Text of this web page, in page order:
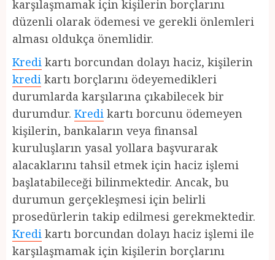
karşılaşmamak için kişilerin borçlarını
düzenli olarak ödemesi ve gerekli önlemleri
alması oldukça önemlidir.
Kredi kartı borcundan dolayı haciz, kişilerin
kredi kartı borçlarını ödeyemedikleri
durumlarda karşılarına çıkabilecek bir
durumdur. Kredi kartı borcunu ödemeyen
kişilerin, bankaların veya finansal
kuruluşların yasal yollara başvurarak
alacaklarını tahsil etmek için haciz işlemi
başlatabileceği bilinmektedir. Ancak, bu
durumun gerçekleşmesi için belirli
prosedürlerin takip edilmesi gerekmektedir.
Kredi kartı borcundan dolayı haciz işlemi ile
karşılaşmamak için kişilerin borçlarını